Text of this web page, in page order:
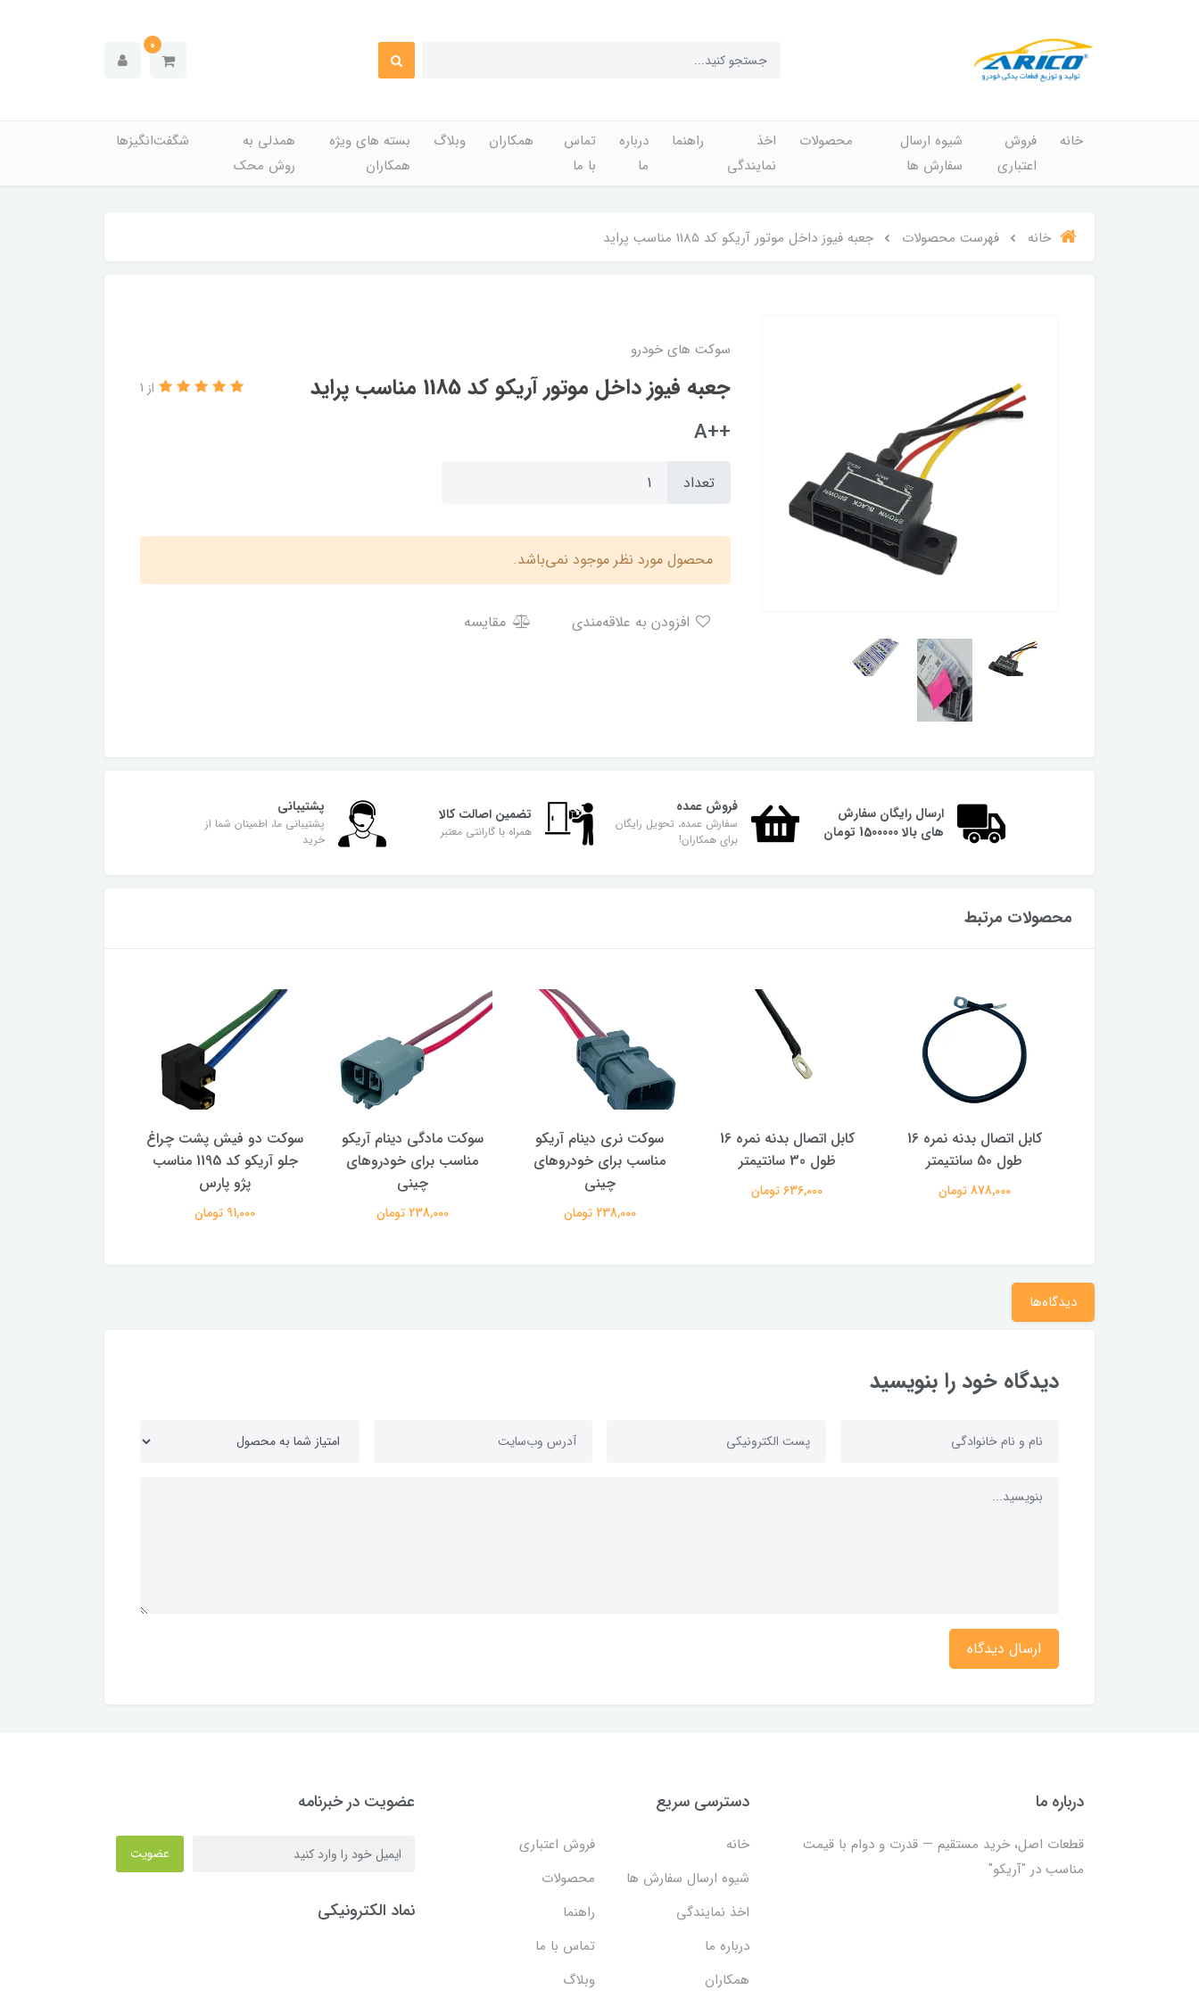
0
خانه
فروش
اعتباری
شیوه ارسال
سفارش ها
محصولات
اخذ
نمایندگی
راهنما
درباره
ما
تماس
با ما
همکاران وبلاگ
بسته های ویژه
همکاران
همدلی به
روش محک
شگفت‌انگیزها
خانه فهرست محصولات جعبه فیوز داخل موتور آریکو کد 1185 مناسب پراید
سوکت های خودرو
جعبه فیوز داخل موتور آریکو کد 1185 مناسب پراید از 1
++A
تعداد
محصول مورد نظر موجود نمی‌باشد.
مقایسه
ارسال رایگان سفارش
های بالا 1500000 تومان
فروش عمده
سفارش عمده، تحویل رایگان
برای همکاران!
تضمین اصالت کالا
همراه با گارانتی معتبر
پشتیبانی
پشتیبانی ما، اطمینان شما از
خرید
محصولات مرتبط
کابل اتصال بدنه نمره 16
طول 50 سانتیمتر
878,000 تومان
کابل اتصال بدنه نمره 16
ظول 30 سانتیمتر
636,000 تومان
سوکت نری دینام آریکو
مناسب برای خودروهای
چینی
238,000 تومان
سوکت مادگی دینام آریکو
مناسب برای خودروهای
چینی
238,000 تومان
سوکت دو فیش پشت چراغ
جلو آریکو کد 1195 مناسب
پژو پارس
91,000 تومان
دیدگاه‌ها
دیدگاه خود را بنویسید
ارسال دیدگاه
درباره ما
قطعات اصل، خرید مستقیم — قدرت و دوام با قیمت
مناسب در "آریکو"
دسترسی سریع
خانه
فروش اعتباری
شیوه ارسال سفارش ها
محصولات
اخذ نمایندگی
راهنما
درباره ما
تماس با ما
همکاران
وبلاگ
عضویت در خبرنامه
عضویت
نماد الکترونیکی